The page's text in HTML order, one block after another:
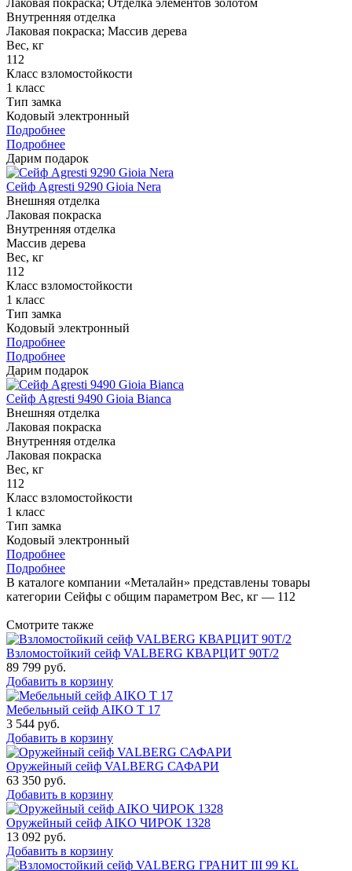
Внутренняя отделка
Лаковая покраска; Массив дерева
Вес, кг
112
Класс взломостойкости
1 класс
Тип замка
Кодовый электронный
Подробнее
Подробнее
Дарим подарок
Сейф Agresti 9290 Gioia Nera
Внешняя отделка
Лаковая покраска
Внутренняя отделка
Массив дерева
Вес, кг
112
Класс взломостойкости
1 класс
Тип замка
Кодовый электронный
Подробнее
Подробнее
Дарим подарок
Сейф Agresti 9490 Gioia Bianca
Внешняя отделка
Лаковая покраска
Внутренняя отделка
Лаковая покраска
Вес, кг
112
Класс взломостойкости
1 класс
Тип замка
Кодовый электронный
Подробнее
Подробнее
В каталоге компании «Металайн» представлены товары
категории Сейфы с общим параметром Вес, кг — 112
Смотрите также
Взломостойкий сейф VALBERG КВАРЦИТ 90Т/2
89 799 руб.
Добавить в корзину
Мебельный сейф AIKO Т 17
3 544 руб.
Добавить в корзину
Оружейный сейф VALBERG САФАРИ
63 350 руб.
Добавить в корзину
Оружейный сейф AIKO ЧИРОК 1328
13 092 руб.
Добавить в корзину